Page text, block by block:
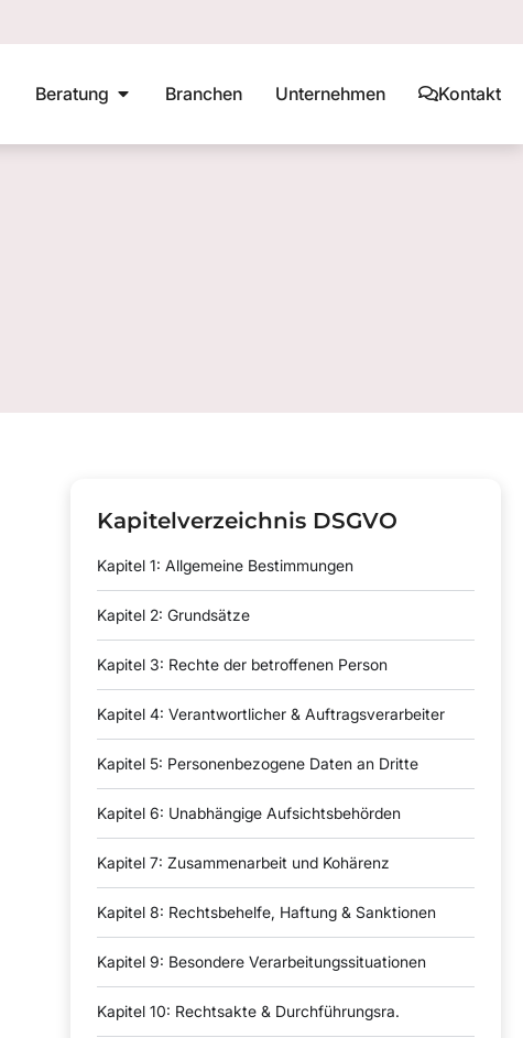
Beratung Branchen Unternehmen Kontakt
Kapitelverzeichnis DSGVO
Kapitel 1: Allgemeine Bestimmungen
Kapitel 2: Grundsätze
Kapitel 3: Rechte der betroffenen Person
Kapitel 4: Verantwortlicher & Auftragsverarbeiter
Kapitel 5: Personenbezogene Daten an Dritte
Kapitel 6: Unabhängige Aufsichtsbehörden
Kapitel 7: Zusammenarbeit und Kohärenz
Kapitel 8: Rechtsbehelfe, Haftung & Sanktionen
Kapitel 9: Besondere Verarbeitungssituationen
Kapitel 10: Rechtsakte & Durchführungsra.